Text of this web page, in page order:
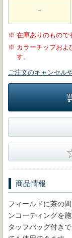
－
※ 在庫ありのもので
※ カラーチップおよ
す。
ご注文のキャンセル
商品情報
フィールドに茶の
ンコーティングを
タッフバッグ付き